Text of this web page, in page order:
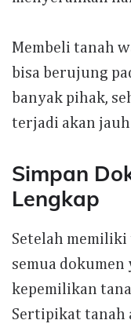
Membeli tanah
bisa berujung
banyak pihak,
terjadi akan
Simpan
Lengkap
Setelah memiliki
semua
kepemilikan
Sertipikat tanah